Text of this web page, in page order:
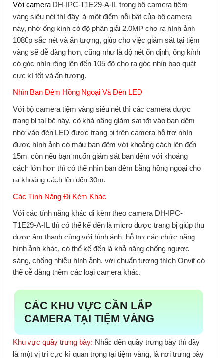
Với camera DH-IPC-T1E29-A-IL trong bộ camera tiệm
vàng siêu nét thì đây là một điểm nỗi bật của bộ camera
này, nhờ ống kính có độ phân giải 2.0MP cho ra hình ảnh
1080p sắc nét và ấn tượng, giúp cho việc giám sát tại tiệm
vàng sẽ dễ dàng hơn, cũng như là độ nét ổn định, ống kính
có góc nhìn rộng lên đến 105 độ cho ra góc nhìn bao quát
cực kì tốt và ấn tượng.
Nhìn Ban Đêm Hồng Ngoại Và Đèn LED
Với bộ camera tiệm vàng siêu nét thì các camera được
trang bị tại bộ này, có khả năng giám sát tốt vào ban đêm
nhờ vào đèn LED được trang bị trên camera hỗ trợ nhìn
được hình ảnh có màu ban đêm với khoảng cách lên đến
15m, còn nếu bạn muốn giám sát ban đêm với khoảng
cách lớn hơn thì có thể nhìn ban đêm bằng hồng ngoại cho
ra khoảng cách lên đến 30m.
Các Tính Năng Đi Kèm Khác
Với các tính năng khác đi kèm theo camera DH-IPC-
T1E29-A-IL thì có thể kể đến là micro được trang bị giúp thu
được âm thanh cùng với hình ảnh, hỗ trợ các chức năng
hình ảnh khác, có thể kể đến là khả năng chống ngược
sáng, chống nhiễu hình ảnh, với chuẩn tương thích Onvif có
thể dễ dàng thêm các loại camera khác.
CÁC KHU VỰC CẦN LẮP
CAMERA TẠI TIỆM VÀNG
Khu vực quầy trưng bày: Nhắc đến quầy trưng bày thì đây
là một vị trí cực kì quan trọng tại tiệm vàng, là nơi trưng bày